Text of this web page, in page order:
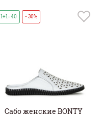
1+1=40 - 30%
Сабо женские BONTY